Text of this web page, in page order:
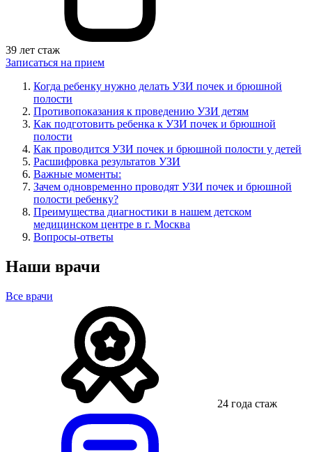
39 лет стаж
Записаться на прием
Когда ребенку нужно делать УЗИ почек и брюшной
полости
Противопоказания к проведению УЗИ детям
Как подготовить ребенка к УЗИ почек и брюшной
полости
Как проводится УЗИ почек и брюшной полости у детей
Расшифровка результатов УЗИ
Важные моменты:
Зачем одновременно проводят УЗИ почек и брюшной
полости ребенку?
Преимущества диагностики в нашем детском
медицинском центре в г. Москва
Вопросы-ответы
Наши врачи
Все врачи
24 года стаж